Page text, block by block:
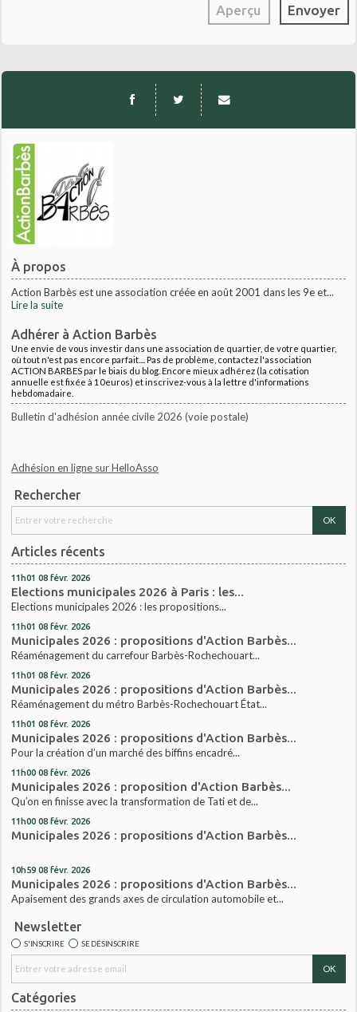
À propos
Action Barbès est une association créée en août 2001 dans les 9e et...
Lire la suite
Adhérer à Action Barbès
Une envie de vous investir dans une association de quartier, de votre quartier,
où tout n'est pas encore parfait.... Pas de problème, contactez l'association
ACTION BARBES par le biais du blog. Encore mieux adhérez (la cotisation
annuelle est fixée à 10euros) et inscrivez-vous à la lettre d'informations
hebdomadaire.
Bulletin d'adhésion année civile 2026 (voie postale)
Adhésion en ligne sur HelloAsso
Rechercher
Articles récents
11h01 08 févr. 2026
Elections municipales 2026 à Paris : les...
Elections municipales 2026 : les propositions...
11h01 08 févr. 2026
Municipales 2026 : propositions d'Action Barbès...
Réaménagement du carrefour Barbès-Rochechouart...
11h01 08 févr. 2026
Municipales 2026 : propositions d'Action Barbès...
Réaménagement du métro Barbès-Rochechouart État...
11h01 08 févr. 2026
Municipales 2026 : propositions d'Action Barbès...
Pour la création d’un marché des biffins encadré...
11h00 08 févr. 2026
Municipales 2026 : proposition d'Action Barbès...
Qu’on en finisse avec la transformation de Tati et de...
11h00 08 févr. 2026
Municipales 2026 : propositions d'Action Barbès...
10h59 08 févr. 2026
Municipales 2026 : propositions d'Action Barbès...
Apaisement des grands axes de circulation automobile et...
Newsletter
S'INSCRIRE SE DÉSINSCRIRE
Catégories